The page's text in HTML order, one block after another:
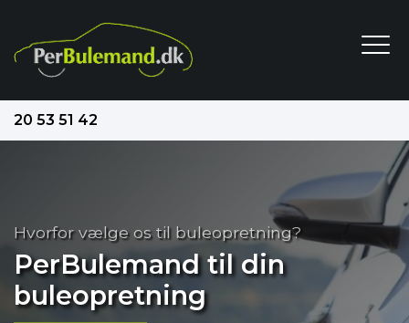
hovedindhold
20 53 51 42
Hvorfor vælge os til buleopretning?
PerBulemand til din
buleopretning
Hvorfor vælge os til buleopretning?
PerBulemand til din
buleopretning